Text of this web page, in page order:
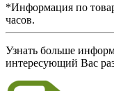
*Информация по
часов.
Узнать больше
интересующий Вас